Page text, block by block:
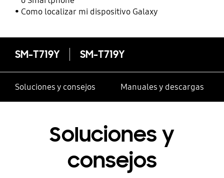
Como localizar mi dispositivo Galaxy
SM-T719Y SM-T719Y
Soluciones y consejos Manuales y descargas
Soluciones y
consejos